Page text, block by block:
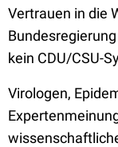
Vertrauen in die
kein CDU/CSU-
Virologen,